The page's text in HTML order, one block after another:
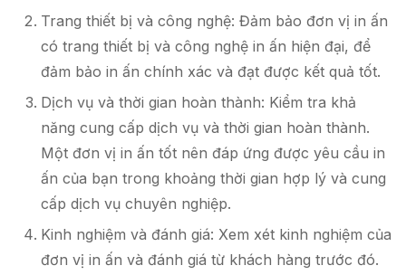
Trang thiết bị và công nghệ: Đảm bảo đơn vị in ấn
có trang thiết bị và công nghệ in ấn hiện đại, để
đảm bảo in ấn chính xác và đạt được kết quả tốt.
Dịch vụ và thời gian hoàn thành: Kiểm tra khả
năng cung cấp dịch vụ và thời gian hoàn thành.
Một đơn vị in ấn tốt nên đáp ứng được yêu cầu in
ấn của bạn trong khoảng thời gian hợp lý và cung
cấp dịch vụ chuyên nghiệp.
Kinh nghiệm và đánh giá: Xem xét kinh nghiệm của
đơn vị in ấn và đánh giá từ khách hàng trước đó.